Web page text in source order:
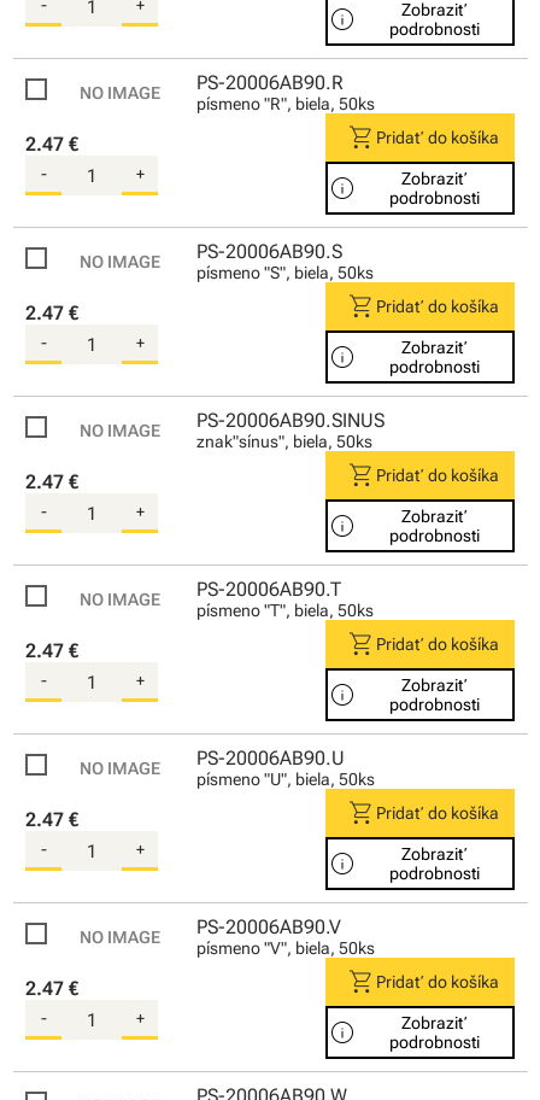
- + info
Zobraziť
podrobnosti
PS-20006AB90.R
písmeno "R", biela, 50ks
2.47 €
- +
shopping_cart Pridať do košíka
info
Zobraziť
podrobnosti
PS-20006AB90.S
písmeno "S", biela, 50ks
2.47 €
- +
shopping_cart Pridať do košíka
info
Zobraziť
podrobnosti
PS-20006AB90.SINUS
znak"sínus", biela, 50ks
2.47 €
- +
shopping_cart Pridať do košíka
info
Zobraziť
podrobnosti
PS-20006AB90.T
písmeno "T", biela, 50ks
2.47 €
- +
shopping_cart Pridať do košíka
info
Zobraziť
podrobnosti
PS-20006AB90.U
písmeno "U", biela, 50ks
2.47 €
- +
shopping_cart Pridať do košíka
info
Zobraziť
podrobnosti
PS-20006AB90.V
písmeno "V", biela, 50ks
2.47 €
- +
shopping_cart Pridať do košíka
info
Zobraziť
podrobnosti